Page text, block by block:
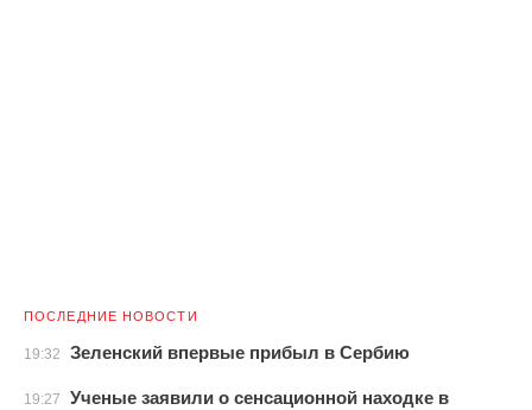
ПОСЛЕДНИЕ НОВОСТИ
19:32 Зеленский впервые прибыл в Сербию
19:27
Ученые заявили о сенсационной находке в